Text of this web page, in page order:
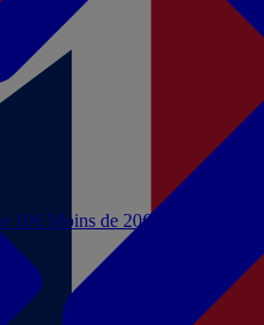
10€ Moins de 20€